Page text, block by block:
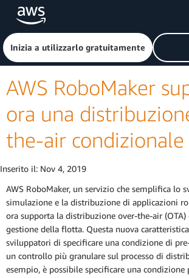
Passa al contenuto principale
Fai clic qui per tornare alla home
Inizia a utilizzarlo gratuitamente
AWS RoboMaker
ora una
the-air condizionale
Inserito il: Nov 4, 2019
AWS RoboMaker, un servizio che semplifica lo
simulazione e la distribuzione di applicazioni
ora supporta la distribuzione over-the-air
gestione della flotta. Questa nuova
sviluppatori di specificare una condizione di
un controllo più granulare sul processo di
esempio, è possibile specificare una